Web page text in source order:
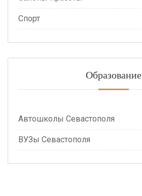
Спорт
Образование
Автошколы Севастополя
ВУЗы Севастополя